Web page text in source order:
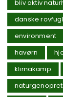
bliv aktiv
danske
environment
havørn
klimakamp